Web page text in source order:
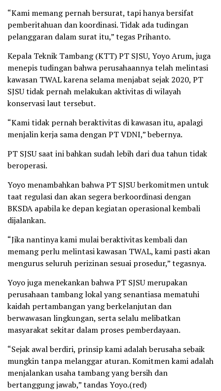
“Kami memang pernah bersurat, tapi hanya bersifat
pemberitahuan dan koordinasi. Tidak ada tudingan
pelanggaran dalam surat itu,” tegas Prihanto.
Kepala Teknik Tambang (KTT) PT SJSU, Yoyo Arum, juga
menepis tudingan bahwa perusahaannya telah melintasi
kawasan TWAL karena selama menjabat sejak 2020, PT
SJSU tidak pernah melakukan aktivitas di wilayah
konservasi laut tersebut.
“Kami tidak pernah beraktivitas di kawasan itu, apalagi
menjalin kerja sama dengan PT VDNI,” bebernya.
PT SJSU saat ini bahkan sudah lebih dari dua tahun tidak
beroperasi.
Yoyo menambahkan bahwa PT SJSU berkomitmen untuk
taat regulasi dan akan segera berkoordinasi dengan
BKSDA apabila ke depan kegiatan operasional kembali
dijalankan.
“Jika nantinya kami mulai beraktivitas kembali dan
memang perlu melintasi kawasan TWAL, kami pasti akan
mengurus seluruh perizinan sesuai prosedur,” tegasnya.
Yoyo juga menekankan bahwa PT SJSU merupakan
perusahaan tambang lokal yang senantiasa mematuhi
kaidah pertambangan yang berkelanjutan dan
berwawasan lingkungan, serta selalu melibatkan
masyarakat sekitar dalam proses pemberdayaan.
“Sejak awal berdiri, prinsip kami adalah berusaha sebaik
mungkin tanpa melanggar aturan. Komitmen kami adalah
menjalankan usaha tambang yang bersih dan
bertanggung jawab,” tandas Yoyo.(red)